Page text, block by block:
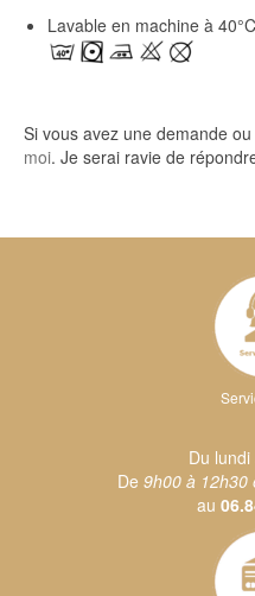
Lavable en machine à
Si vous avez une demande
moi. Je serai ravie de
Du
De 9h00 à 12h30
au